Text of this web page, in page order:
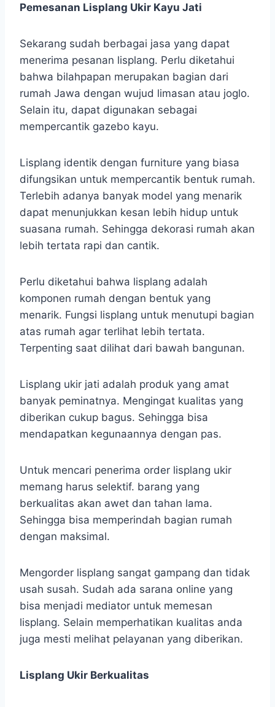
Pemesanan Lisplang Ukir Kayu Jati
Sekarang sudah berbagai jasa yang dapat
menerima pesanan lisplang. Perlu diketahui
bahwa bilahpapan merupakan bagian dari
rumah Jawa dengan wujud limasan atau joglo.
Selain itu, dapat digunakan sebagai
mempercantik gazebo kayu.
Lisplang identik dengan furniture yang biasa
difungsikan untuk mempercantik bentuk rumah.
Terlebih adanya banyak model yang menarik
dapat menunjukkan kesan lebih hidup untuk
suasana rumah. Sehingga dekorasi rumah akan
lebih tertata rapi dan cantik.
Perlu diketahui bahwa lisplang adalah
komponen rumah dengan bentuk yang
menarik. Fungsi lisplang untuk menutupi bagian
atas rumah agar terlihat lebih tertata.
Terpenting saat dilihat dari bawah bangunan.
Lisplang ukir jati adalah produk yang amat
banyak peminatnya. Mengingat kualitas yang
diberikan cukup bagus. Sehingga bisa
mendapatkan kegunaannya dengan pas.
Untuk mencari penerima order lisplang ukir
memang harus selektif. barang yang
berkualitas akan awet dan tahan lama.
Sehingga bisa memperindah bagian rumah
dengan maksimal.
Mengorder lisplang sangat gampang dan tidak
usah susah. Sudah ada sarana online yang
bisa menjadi mediator untuk memesan
lisplang. Selain memperhatikan kualitas anda
juga mesti melihat pelayanan yang diberikan.
Lisplang Ukir Berkualitas